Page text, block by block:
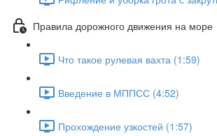
Правила дорожного движения на море
Что такое рулевая вахта (1:59)
Введение в МППСС (4:52)
Прохождение узкостей (1:57)